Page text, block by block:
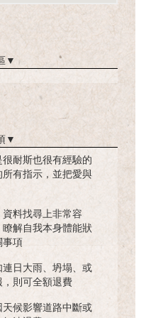
▼
▼
耐斯也很有經驗的
有指示，並把愛與
料找尋上非常容
解自我本身體能狀
事項
日大雨、坍塌、或
則可全額退費
候影響道路中斷或